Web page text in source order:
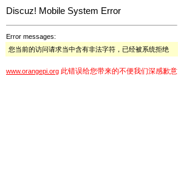
Discuz! Mobile System Error
Error messages:
您当前的访问请求当中含有非法字符，已经被系统拒绝
www.orangepi.org 此错误给您带来的不便我们深感歉意